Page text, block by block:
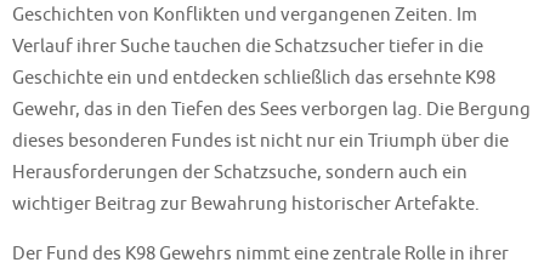
Geschichten von Konflikten und vergangenen Zeiten. Im
Verlauf ihrer Suche tauchen die Schatzsucher tiefer in die
Geschichte ein und entdecken schließlich das ersehnte K98
Gewehr, das in den Tiefen des Sees verborgen lag. Die Bergung
dieses besonderen Fundes ist nicht nur ein Triumph über die
Herausforderungen der Schatzsuche, sondern auch ein
wichtiger Beitrag zur Bewahrung historischer Artefakte.
Der Fund des K98 Gewehrs nimmt eine zentrale Rolle in ihrer